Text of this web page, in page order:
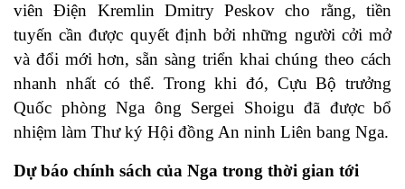
viên Điện Kremlin Dmitry Peskov cho rằng, tiền
tuyến cần được quyết định bởi những người cởi mở
và đổi mới hơn, sẵn sàng triển khai chúng theo cách
nhanh nhất có thể. Trong khi đó, Cựu Bộ trưởng
Quốc phòng Nga ông Sergei Shoigu đã được bổ
nhiệm làm Thư ký Hội đồng An ninh Liên bang Nga.
Dự báo chính sách của Nga trong thời gian tới